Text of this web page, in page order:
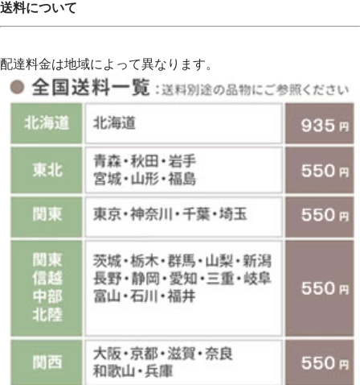
送料について
配達料金は地域によって異なります。